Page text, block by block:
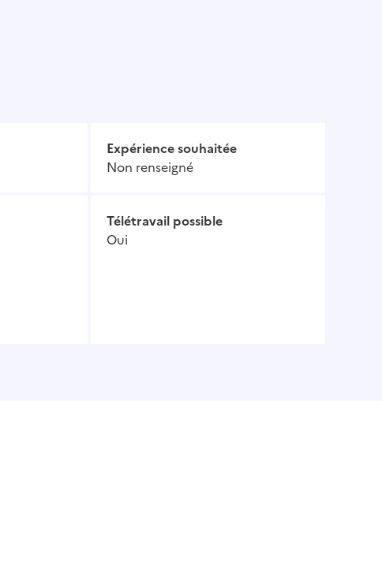
Expérience souhaitée
Non renseigné
Télétravail possible
Oui